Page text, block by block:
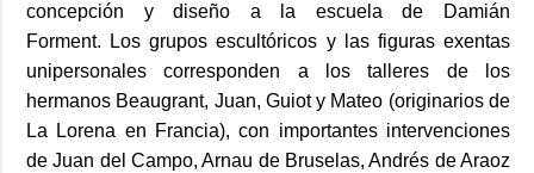
concepción y diseño a la escuela de Damián
Forment. Los grupos escultóricos y las figuras exentas
unipersonales corresponden a los talleres de los
hermanos Beaugrant, Juan, Guiot y Mateo (originarios de
La Lorena en Francia), con importantes intervenciones
de Juan del Campo, Arnau de Bruselas, Andrés de Araoz